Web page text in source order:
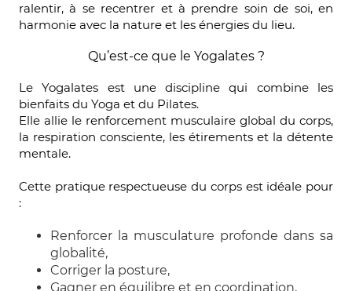
ralentir, à se recentrer et à prendre soin de soi, en
harmonie avec la nature et les énergies du lieu.
Qu’est-ce que le Yogalates ?
Le Yogalates est une discipline qui combine les
bienfaits du Yoga et du Pilates.
Elle allie le renforcement musculaire global du corps,
la respiration consciente, les étirements et la détente
mentale.
Cette pratique respectueuse du corps est idéale pour
:
Renforcer la musculature profonde dans sa
globalité,
Corriger la posture,
Gagner en équilibre et en coordination,